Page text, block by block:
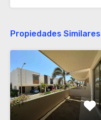
Propiedades Similares